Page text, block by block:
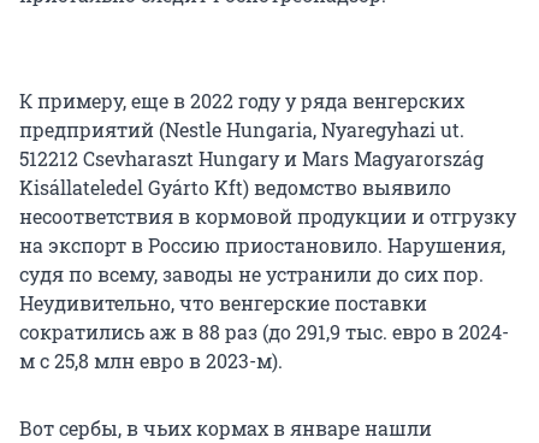
К примеру, еще в 2022 году у ряда венгерских
предприятий (Nestle Hungaria, Nyaregyhazi ut.
512212 Csevharaszt Hungary и Mars Magyarország
Kisállateledel Gyárto Kft) ведомство выявило
несоответствия в кормовой продукции и отгрузку
на экспорт в Россию приостановило. Нарушения,
судя по всему, заводы не устранили до сих пор.
Неудивительно, что венгерские поставки
сократились аж в 88 раз (до 291,9 тыс. евро в 2024-
м с 25,8 млн евро в 2023-м).
Вот сербы, в чьих кормах в январе нашли